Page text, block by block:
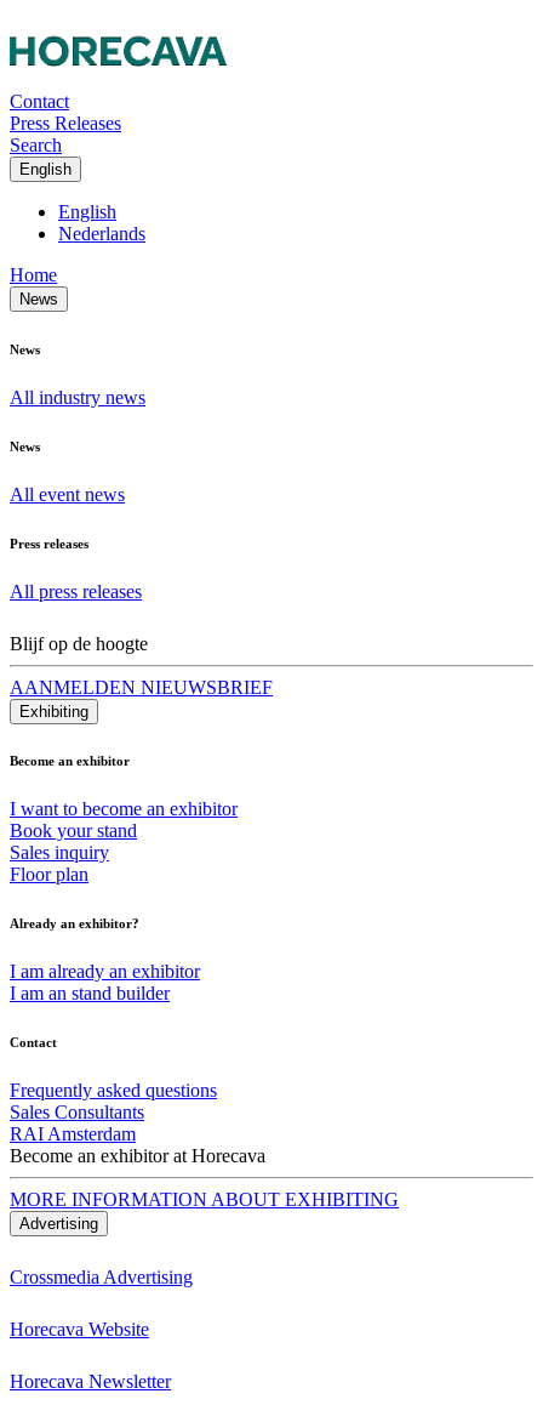
Contact
Press Releases
Search
English
English
Nederlands
Home
News
News
All industry news
News
All event news
Press releases
All press releases
Blijf op de hoogte
AANMELDEN NIEUWSBRIEF
Exhibiting
Become an exhibitor
I want to become an exhibitor
Book your stand
Sales inquiry
Floor plan
Already an exhibitor?
I am already an exhibitor
I am an stand builder
Contact
Frequently asked questions
Sales Consultants
RAI Amsterdam
Become an exhibitor at Horecava
MORE INFORMATION ABOUT EXHIBITING
Advertising
Crossmedia Advertising
Horecava Website
Horecava Newsletter